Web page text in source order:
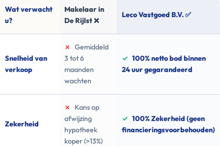
Wat verwacht
u?
Makelaar in
De Rijlst ❌
Leco Vastgoed B.V. ✅
Snelheid van
verkoop
✗
Gemiddeld
3 tot 6
maanden
wachten
✓ 100% netto bod binnen
24 uur gegarandeerd
Zekerheid
✗
Kans op
afwijzing
hypotheek
koper (>13%)
✓ 100% Zekerheid (geen
financieringsvoorbehouden)